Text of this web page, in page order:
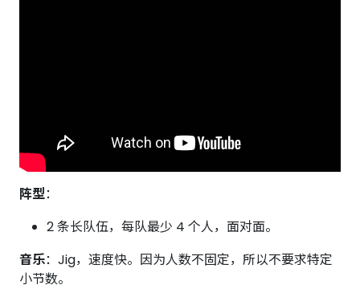
阵型：
2 条长队伍，每队最少 4 个人，面对面。
音乐：Jig，速度快。因为人数不固定，所以不要求特定
小节数。